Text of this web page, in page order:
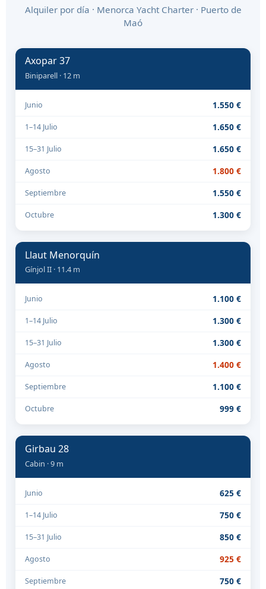
Alquiler por día · Menorca Yacht Charter · Puerto de
Maó
Axopar 37
Biniparell · 12 m
Junio 1.550 €
1–14 Julio 1.650 €
15–31 Julio 1.650 €
Agosto 1.800 €
Septiembre 1.550 €
Octubre 1.300 €
Llaut Menorquín
Gínjol II · 11.4 m
Junio 1.100 €
1–14 Julio 1.300 €
15–31 Julio 1.300 €
Agosto 1.400 €
Septiembre 1.100 €
Octubre 999 €
Girbau 28
Cabin · 9 m
Junio 625 €
1–14 Julio 750 €
15–31 Julio 850 €
Agosto 925 €
Septiembre 750 €